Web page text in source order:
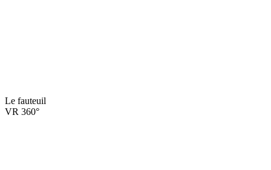
Le fauteuil
VR 360°